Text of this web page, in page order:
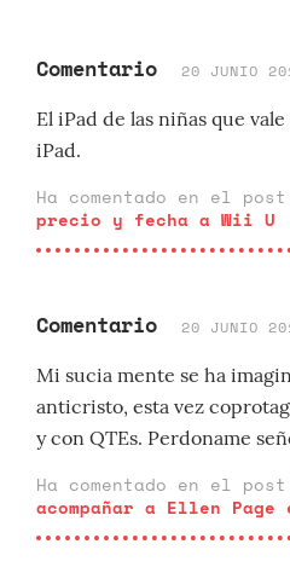
Comentario 20 JUNIO
El iPad de las niñas que
iPad.
Ha comentado en el post
precio y fecha a Wii U
Comentario 20 JUNIO
Mi sucia mente se ha
anticristo, esta vez
y con QTEs. Perdoname
Ha comentado en el post
acompañar a Ellen Page